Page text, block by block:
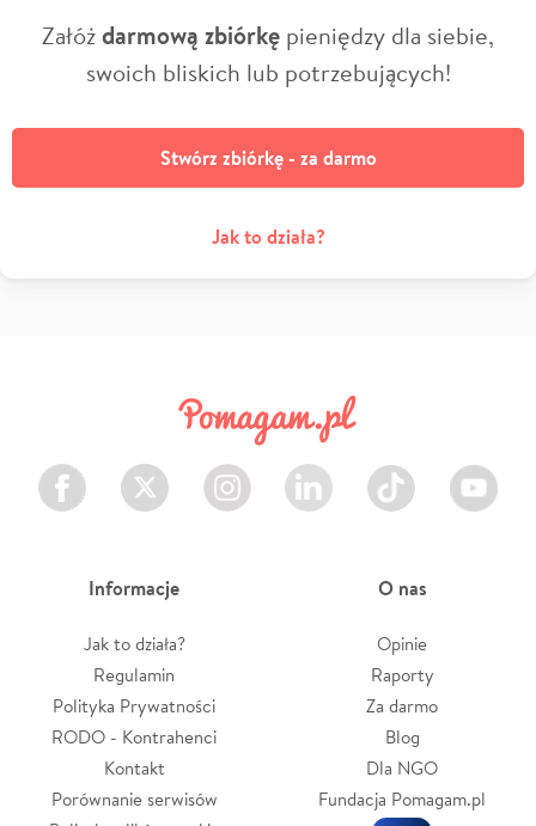
Załóżdarmową zbiórkę pieniędzy dla siebie,
swoich bliskich lub potrzebujących!
Stwórz zbiórkę - za darmo
Jak to działa?
Facebook Twitter Instagram LinkedIn TikTok Youtube
Informacje
Jak to działa?
Regulamin
Polityka Prywatności
RODO - Kontrahenci
Kontakt
Porównanie serwisów
O nas
Opinie
Raporty
Za darmo
Blog
Dla NGO
Fundacja Pomagam.pl